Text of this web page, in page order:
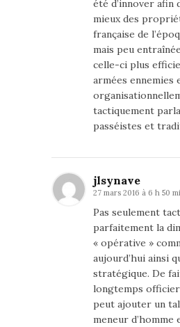
été d’innover
mieux des
française de
mais peu
celle-ci plus
armées ennemies
tactiquement
passéistes et
jlsynave
27 mars 2016 à 6 h 50
Pas seulement
parfaitement la
« opérative »
aujourd’hui ainsi
stratégique. De
longtemps
peut ajouter un
meneur d’homme